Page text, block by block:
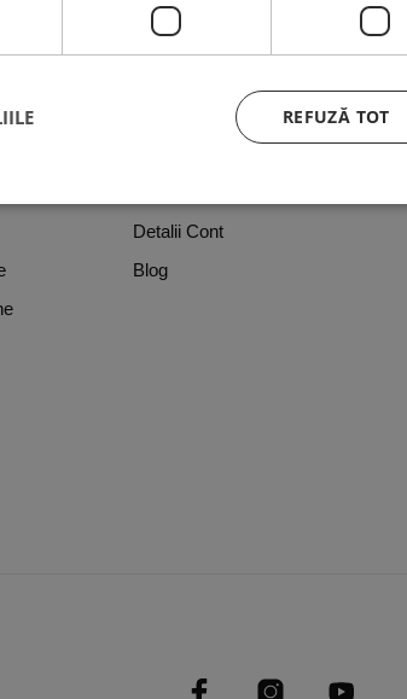
SERVICII CLIENTI
Detalii Cont
Blog
REFUZĂ TOT